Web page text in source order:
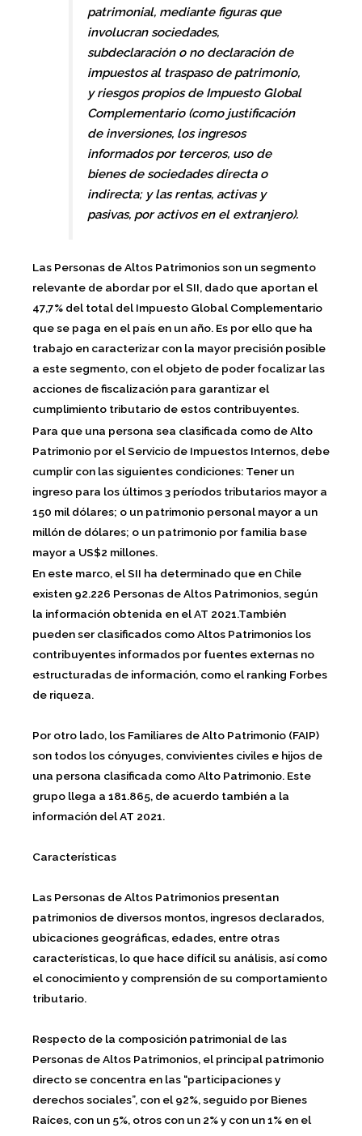
patrimonial, mediante figuras que
involucran sociedades,
subdeclaración o no declaración de
impuestos al traspaso de patrimonio,
y riesgos propios de Impuesto Global
Complementario (como justificación
de inversiones, los ingresos
informados por terceros, uso de
bienes de sociedades directa o
indirecta; y las rentas, activas y
pasivas, por activos en el extranjero).
Las Personas de Altos Patrimonios son un segmento
relevante de abordar por el SII, dado que aportan el
47,7% del total del Impuesto Global Complementario
que se paga en el país en un año. Es por ello que ha
trabajo en caracterizar con la mayor precisión posible
a este segmento, con el objeto de poder focalizar las
acciones de fiscalización para garantizar el
cumplimiento tributario de estos contribuyentes.
Para que una persona sea clasificada como de Alto
Patrimonio por el Servicio de Impuestos Internos, debe
cumplir con las siguientes condiciones: Tener un
ingreso para los últimos 3 períodos tributarios mayor a
150 mil dólares; o un patrimonio personal mayor a un
millón de dólares; o un patrimonio por familia base
mayor a US$2 millones.
En este marco, el SII ha determinado que en Chile
existen 92.226 Personas de Altos Patrimonios, según
la información obtenida en el AT 2021.También
pueden ser clasificados como Altos Patrimonios los
contribuyentes informados por fuentes externas no
estructuradas de información, como el ranking Forbes
de riqueza.
Por otro lado, los Familiares de Alto Patrimonio (FAIP)
son todos los cónyuges, convivientes civiles e hijos de
una persona clasificada como Alto Patrimonio. Este
grupo llega a 181.865, de acuerdo también a la
información del AT 2021.
Características
Las Personas de Altos Patrimonios presentan
patrimonios de diversos montos, ingresos declarados,
ubicaciones geográficas, edades, entre otras
características, lo que hace difícil su análisis, así como
el conocimiento y comprensión de su comportamiento
tributario.
Respecto de la composición patrimonial de las
Personas de Altos Patrimonios, el principal patrimonio
directo se concentra en las “participaciones y
derechos sociales”, con el 92%, seguido por Bienes
Raíces, con un 5%, otros con un 2% y con un 1% en el